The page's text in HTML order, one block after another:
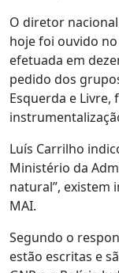
O diretor
hoje foi ouvido
efetuada em
pedido dos
Esquerda e
Luís Carrilho
Ministério da
natural”, existem
MAI.
Segundo o
estão escritas e